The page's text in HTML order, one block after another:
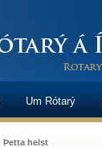
Þetta helst
Um Rótarý